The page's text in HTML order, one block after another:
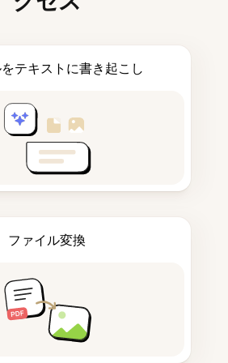
テキストに書き起こし
ファイル変換